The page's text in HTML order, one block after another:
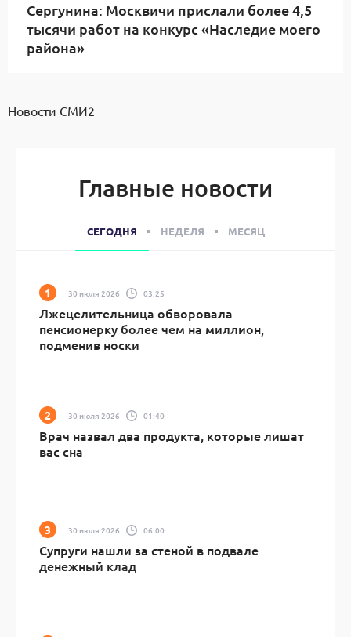
Сергунина: Москвичи прислали более 4,5
тысячи работ на конкурс «Наследие моего
района»
Новости СМИ2
Главные новости
СЕГОДНЯ НЕДЕЛЯ МЕСЯЦ
30 июля 2026 03:25
Лжецелительница обворовала
пенсионерку более чем на миллион,
подменив носки
30 июля 2026 01:40
Врач назвал два продукта, которые лишат
вас сна
30 июля 2026 06:00
Супруги нашли за стеной в подвале
денежный клад